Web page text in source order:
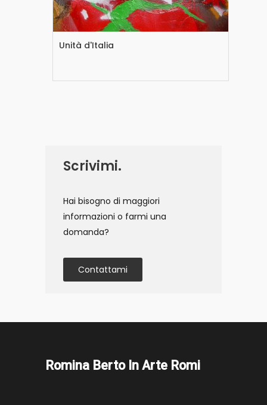
Unità d'Italia
Scrivimi.
Hai bisogno di maggiori
informazioni o farmi una
domanda?
Contattami
Romina Berto In Arte Romi